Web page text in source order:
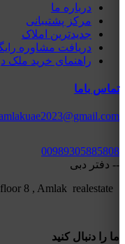
درباره ما
مرکز پشتیبانی
جدیدترین املاک
دریافت مشاوره
راهنمای خرید ملک
تماس باما
00989305885808
-- دفتر دبی
8 , Amlak realestate
ما را دنبال کنید